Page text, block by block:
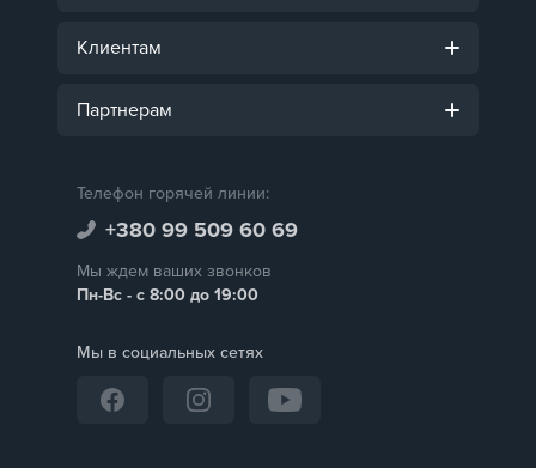
Клиентам
Партнерам
Телефон горячей линии:
+380 99 509 60 69
Мы ждем ваших звонков
Пн-Вс - с 8:00 до 19:00
Мы в социальных сетях